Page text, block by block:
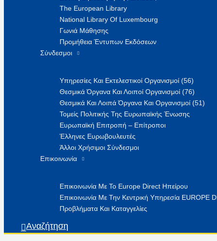
The European Library
National Library Of Luxembourg
Γωνιά Μάθησης
Προμήθεια Έντυπων Εκδόσεων
Σύνδεσμοι
Υπηρεσίες Και Εκτελεστικοί Οργανισμοί (56)
Θεσμικά Όργανα Και Λοιποί Οργανισμοί (76)
Θεσμικά Και Λοιπά Όργανα Και Οργανισμοί (51)
Τομείς Πολιτικής Της Ευρωπαϊκής Ένωσης
Ευρωπαϊκή Επιτροπή – Επίτροποι
Έλληνες Ευρωβουλευτές
Άλλοι Χρήσιμοι Σύνδεσμοι
Επικοινωνία
Επικοινωνία Με Το Europe Direct Ηπείρου
Επικοινωνία Με Την Κεντρική Υπηρεσία EUROPE
Προβλήματα Και Καταγγελίες
Αναζήτηση